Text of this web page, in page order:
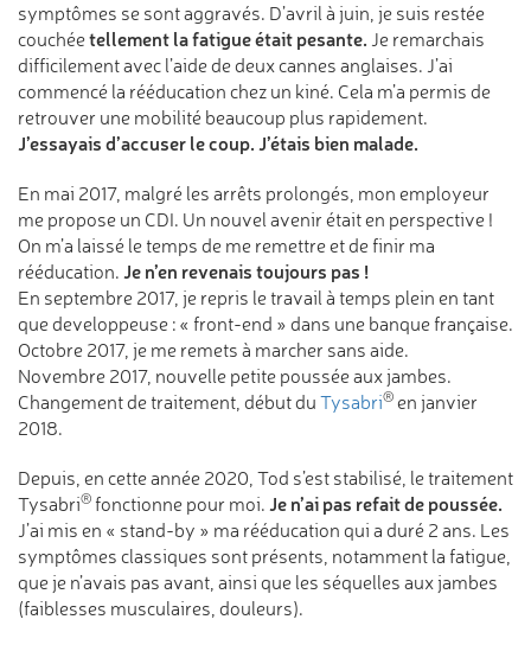
symptômes se sont aggravés. D’avril à juin, je suis restée
couchéetellement la fatigue était pesante. Je remarchais
difficilement avec l’aide de deux cannes anglaises. J’ai
commencé la rééducation chez un kiné. Cela m’a permis de
retrouver une mobilité beaucoup plus rapidement.
J’essayais d’accuser le coup. J’étais bien malade.
En mai 2017, malgré les arrêts prolongés, mon employeur
me propose un CDI. Un nouvel avenir était en perspective !
On m’a laissé le temps de me remettre et de finir ma
rééducation. Je n’en revenais toujours pas !
En septembre 2017, je repris le travail à temps plein en tant
que developpeuse : « front-end » dans une banque française.
Octobre 2017, je me remets à marcher sans aide.
Novembre 2017, nouvelle petite poussée aux jambes.
Changement de traitement, début du Tysabri® en janvier
2018.
Depuis, en cette année 2020, Tod s’est stabilisé, le traitement
Tysabri® fonctionne pour moi. Je n’ai pas refait de poussée.
J’ai mis en « stand-by » ma rééducation qui a duré 2 ans. Les
symptômes classiques sont présents, notamment la fatigue,
que je n’avais pas avant, ainsi que les séquelles aux jambes
(faiblesses musculaires, douleurs).